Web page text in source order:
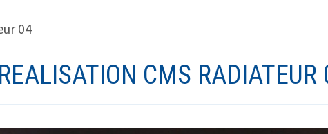
04
REALISATION CMS RADIATEUR